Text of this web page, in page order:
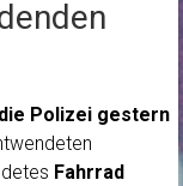
Polizei gestern
Fahrrad